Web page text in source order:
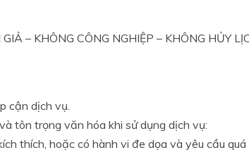
– KHÔNG CÔNG NGHIỆP – KHÔNG HỦY
cận dịch vụ.
tôn trọng văn hóa khi sử dụng dịch vụ:
thích, hoặc có hành vi đe dọa và yêu cầu quá